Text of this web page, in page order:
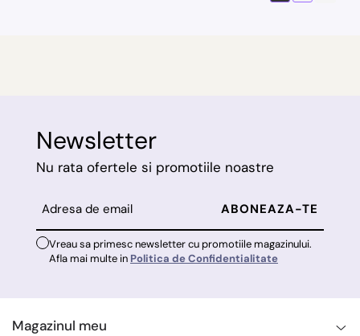
Newsletter
Nu rata ofertele si promotiile noastre
Vreau sa primesc newsletter cu promotiile magazinului.
Afla mai multe in Politica de Confidentialitate
Magazinul meu